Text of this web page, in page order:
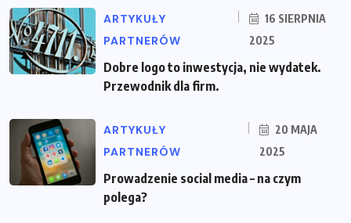
ARTYKUŁY
PARTNERÓW
16 SIERPNIA
2025
Dobre logo to inwestycja, nie wydatek.
Przewodnik dla firm.
ARTYKUŁY
PARTNERÓW
20 MAJA
2025
Prowadzenie social media – na czym
polega?